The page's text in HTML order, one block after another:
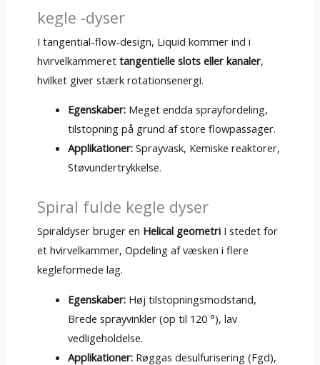
kegle -dyser
I tangential-flow-design, Liquid kommer ind i
hvirvelkammeret tangentielle slots eller kanaler,
hvilket giver stærk rotationsenergi.
Egenskaber: Meget endda sprayfordeling,
tilstopning på grund af store flowpassager.
Applikationer: Sprayvask, Kemiske reaktorer,
Støvundertrykkelse.
Spiral fulde kegle dyser
Spiraldyser bruger en Helical geometriI stedet for
et hvirvelkammer, Opdeling af væsken i flere
kegleformede lag.
Egenskaber: Høj tilstopningsmodstand,
Brede sprayvinkler (op til 120 °), lav
vedligeholdelse.
Applikationer: Røggas desulfurisering (Fgd),